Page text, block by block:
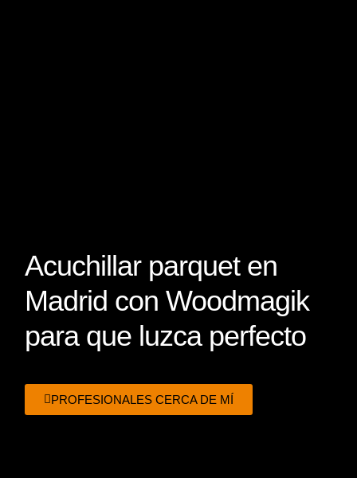
Acuchillar parquet en
Madrid con Woodmagik
para que luzca perfecto
PROFESIONALES CERCA DE MÍ